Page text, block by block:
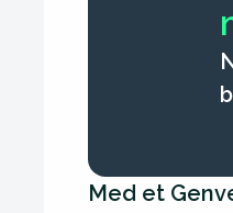
Med et